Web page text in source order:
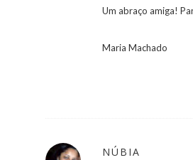
Um abraço amiga!
Maria Machado
NÚBIA